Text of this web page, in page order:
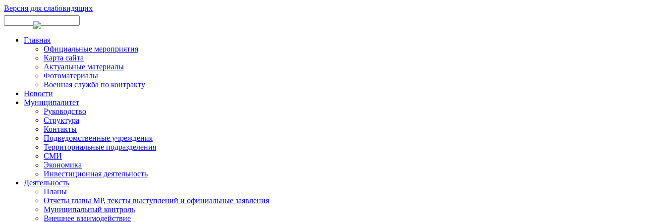
Версия для слабовидящих
Главная
Официальные мероприятия
Карта сайта
Актуальные материалы
Фотоматериалы
Военная служба по контракту
Новости
Муниципалитет
Руководство
Структура
Контакты
Подведомственные учреждения
Территориальные подразделения
СМИ
Экономика
Инвестиционная деятельность
Деятельность
Планы
Отчеты главы МР, тексты выступлений и официальные заявления
Муниципальный контроль
Внешнее взаимодействие